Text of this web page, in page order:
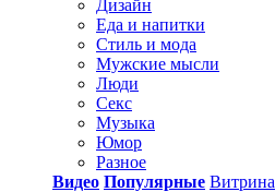
Дизайн
Еда и напитки
Стиль и мода
Мужские мысли
Люди
Секс
Музыка
Юмор
Разное
Видео Популярные Витрина